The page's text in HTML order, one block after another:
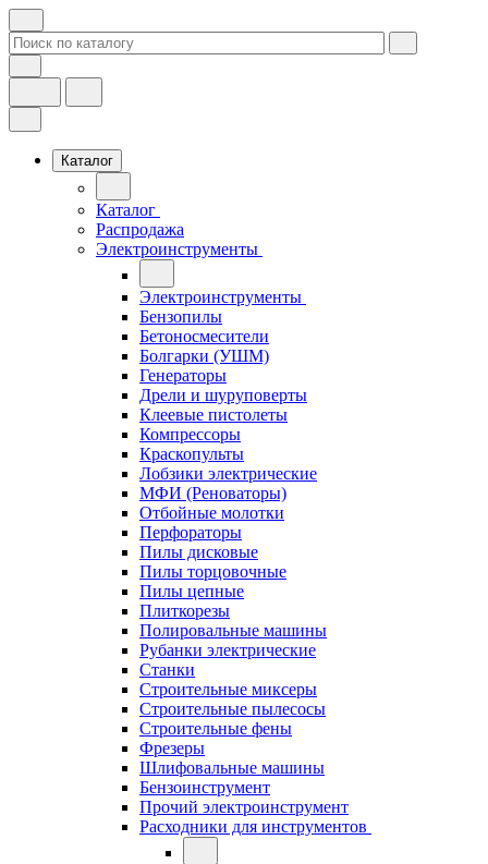
Каталог
Каталог
Распродажа
Электроинструменты
Электроинструменты
Бензопилы
Бетоносмесители
Болгарки (УШМ)
Генераторы
Дрели и шуруповерты
Клеевые пистолеты
Компрессоры
Краскопульты
Лобзики электрические
МФИ (Реноваторы)
Отбойные молотки
Перфораторы
Пилы дисковые
Пилы торцовочные
Пилы цепные
Плиткорезы
Полировальные машины
Рубанки электрические
Станки
Строительные миксеры
Строительные пылесосы
Строительные фены
Фрезеры
Шлифовальные машины
Бензоинструмент
Прочий электроинструмент
Расходники для инструментов